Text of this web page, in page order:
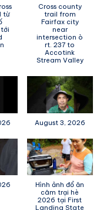
từ
Cross county
trail from
Fairfax city
near
intersection ò
rt. 237 to
Accotink
Stream Valley
August 3, 2026
Hình ảnh đổ ăn
câm trại hè
2026 tại First
Landing State